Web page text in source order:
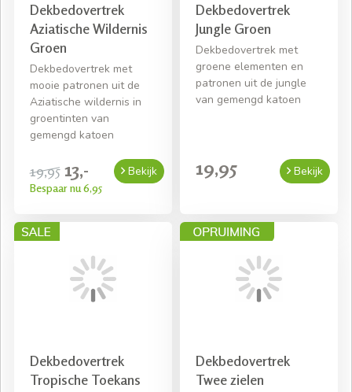
Dekbedovertrek
Aziatische Wildernis
Groen
Dekbedovertrek met
mooie patronen uit de
Aziatische wildernis in
groentinten van
gemengd katoen
19,95 13,-
Bespaar nu 6,95
Bekijk
Dekbedovertrek
Jungle Groen
Dekbedovertrek met
groene elementen en
patronen uit de jungle
van gemengd katoen
19,95 Bekijk
Dekbedovertrek
Tropische Toekans
Dekbedovertrek
Twee zielen